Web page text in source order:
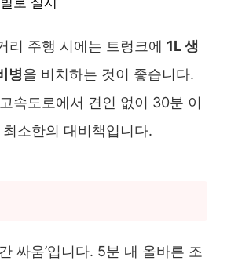
리 주행 시에는 트렁크에 1L 생
병을 비치하는 것이 좋습니다.
속도로에서 견인 없이 30분 이
소한의 대비책입니다.
싸움’입니다. 5분 내 올바른 조